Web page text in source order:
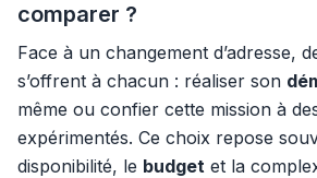
comparer ?
Face à un changement d’adresse,
s’offrent à chacun : réaliser son
même ou confier cette mission à
expérimentés. Ce choix repose
disponibilité, le budget et la